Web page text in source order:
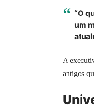
“O
um
A
antigos